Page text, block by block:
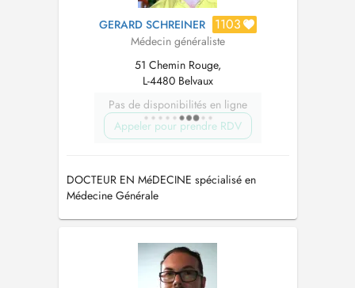
GERARD SCHREINER 1103
Médecin généraliste
51 Chemin Rouge,
L-4480 Belvaux
Pas de disponibilités en ligne
Appeler pour prendre RDV
DOCTEUR EN MéDECINE spécialisé en
Médecine Générale